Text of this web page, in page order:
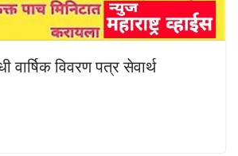
वार्षिक विवरण पत्र सेवार्थ